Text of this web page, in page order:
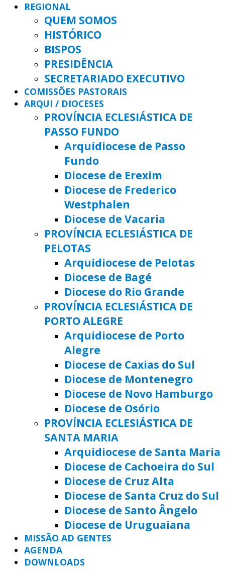
REGIONAL
QUEM SOMOS
HISTÓRICO
BISPOS
PRESIDÊNCIA
SECRETARIADO EXECUTIVO
COMISSÕES PASTORAIS
ARQUI / DIOCESES
PROVÍNCIA ECLESIÁSTICA DE
PASSO FUNDO
Arquidiocese de Passo
Fundo
Diocese de Erexim
Diocese de Frederico
Westphalen
Diocese de Vacaria
PROVÍNCIA ECLESIÁSTICA DE
PELOTAS
Arquidiocese de Pelotas
Diocese de Bagé
Diocese do Rio Grande
PROVÍNCIA ECLESIÁSTICA DE
PORTO ALEGRE
Arquidiocese de Porto
Alegre
Diocese de Caxias do Sul
Diocese de Montenegro
Diocese de Novo Hamburgo
Diocese de Osório
PROVÍNCIA ECLESIÁSTICA DE
SANTA MARIA
Arquidiocese de Santa Maria
Diocese de Cachoeira do Sul
Diocese de Cruz Alta
Diocese de Santa Cruz do Sul
Diocese de Santo Ângelo
Diocese de Uruguaiana
MISSÃO AD GENTES
AGENDA
DOWNLOADS